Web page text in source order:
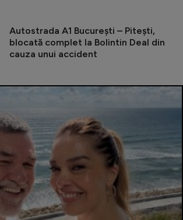
Autostrada A1 București – Pitești,
blocată complet la Bolintin Deal din
cauza unui accident